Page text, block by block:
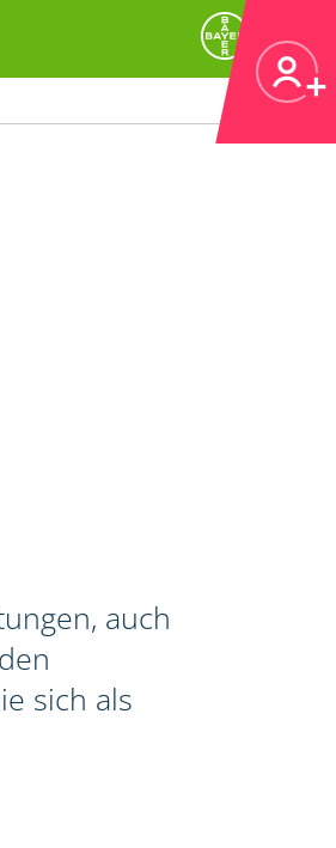
auch
sich als